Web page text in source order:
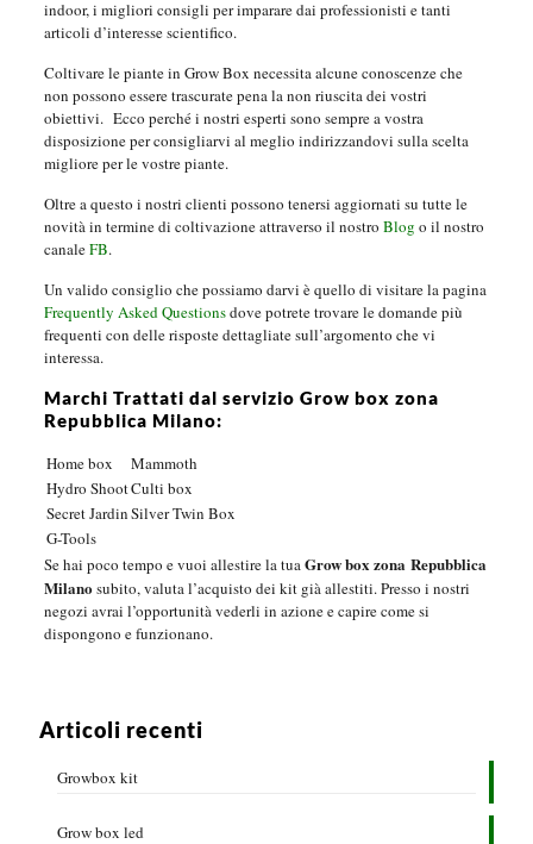
indoor, i migliori consigli per imparare dai professionisti e tanti
articoli d’interesse scientifico.
Coltivare le piante in Grow Box necessita alcune conoscenze che
non possono essere trascurate pena la non riuscita dei vostri
obiettivi. Ecco perché i nostri esperti sono sempre a vostra
disposizione per consigliarvi al meglio indirizzandovi sulla scelta
migliore per le vostre piante.
Oltre a questo i nostri clienti possono tenersi aggiornati su tutte le
novità in termine di coltivazione attraverso il nostro Blog o il nostro
canaleFB.
Un valido consiglio che possiamo darvi è quello di visitare la pagina
Frequently Asked Questionsdove potrete trovare le domande più
frequenti con delle risposte dettagliate sull’argomento che vi
interessa.
Marchi Trattati dal servizio Grow box zona
Repubblica Milano:
Home box
Mammoth
Hydro ShootCulti box
Secret JardinSilver Twin Box
G-Tools
Se hai poco tempo e vuoi allestire la tuaGrow box zona Repubblica
Milano subito, valuta l’acquisto dei kit già allestiti. Presso i nostri
negozi avrai l’opportunità vederli in azione e capire come si
dispongono e funzionano.
Articoli recenti
Growbox kit
Grow box led